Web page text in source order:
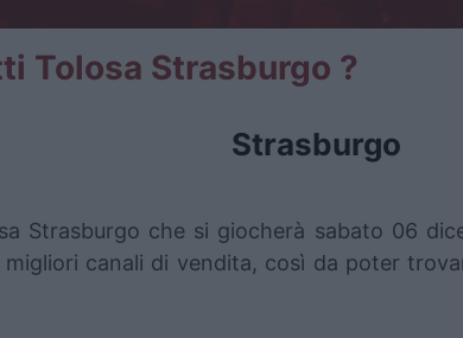
Tolosa Strasburgo ?
Strasburgo
Strasburgo che si giocherà sabato 06
canali di vendita, così da poter